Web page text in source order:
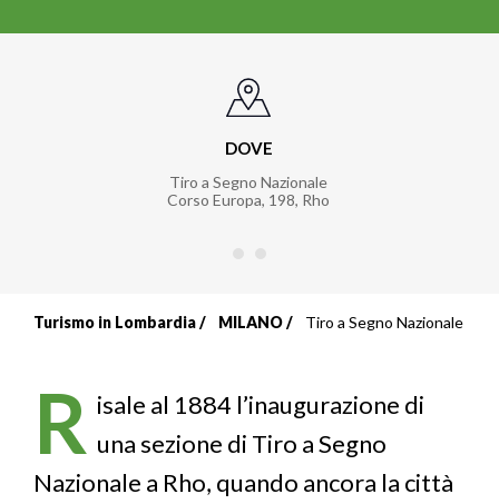
DOVE
Tiro a Segno Nazionale
Corso Europa, 198, Rho
di
pane
Turismo in Lombardia MILANO Tiro a Segno Nazionale
R isale al 1884 l’inaugurazione di
una sezione di Tiro a Segno
Nazionale a Rho, quando ancora la città